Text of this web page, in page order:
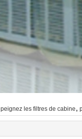
peignez les filtres de cabine,